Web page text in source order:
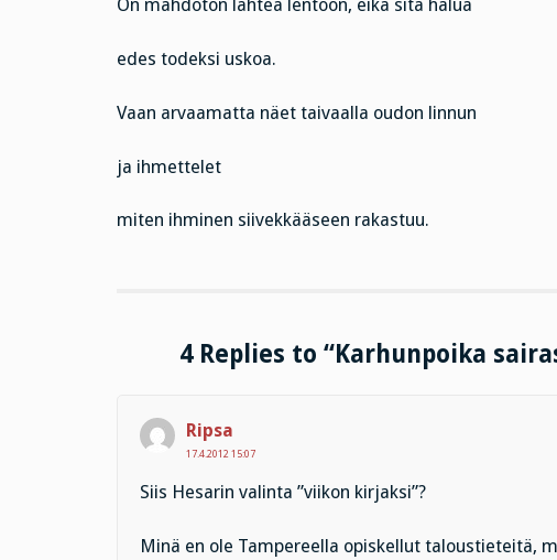
On mahdoton lähteä lentoon, eikä sitä halua
edes todeksi uskoa.
Vaan arvaamatta näet taivaalla oudon linnun
ja ihmettelet
miten ihminen siivekkääseen rakastuu.
4 Replies to “Karhunpoika
Ripsa
17.4.2012 15:07
Siis Hesarin valinta ”viikon kirjaksi”?
Minä en ole Tampereella opiskellut taloustieteitä,